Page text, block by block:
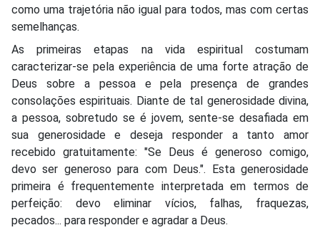
como uma trajetória não igual para todos, mas com certas
semelhanças.
As primeiras etapas na vida espiritual costumam
caracterizar-se pela experiência de uma forte atração de
Deus sobre a pessoa e pela presença de grandes
consolações espirituais. Diante de tal generosidade divina,
a pessoa, sobretudo se é jovem, sente-se desafiada em
sua generosidade e deseja responder a tanto amor
recebido gratuitamente: "Se Deus é generoso comigo,
devo ser generoso para com Deus.". Esta generosidade
primeira é frequentemente interpretada em termos de
perfeição: devo eliminar vícios, falhas, fraquezas,
pecados... para responder e agradar a Deus.